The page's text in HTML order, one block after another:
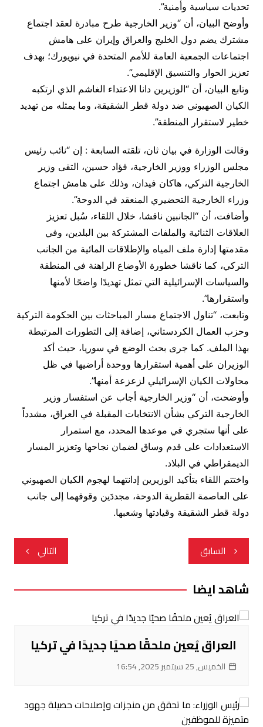
تحديات سياسية وأمنية”.
وأوضح البيان، أن “وزير الخارجية طرح مبادرة لعقد اجتماع
مشترك يضم دول الخليج والعراق وإيران على هامش
اجتماعات الجمعية العامة للأمم المتحدة في نيويورك؛ بهدف
تعزيز الحوار والتنسيق الإقليمي”.
وتابع البيان، أن “الوزيرين دانا الاعتداء الغاشم الذي ارتكبه
الكيان الصهيوني ضد دولة قطر الشقيقة، وما يمثله من تهديد
خطير لاستقرار المنطقة”.
وقالت الوزارة في بيان ثان، تلقته السابعة : إن “نائب رئيس
مجلس الوزراء ووزير الخارجية، فؤاد حسين، التقى وزير
الخارجية التركي، هاكان فيدان، وذلك على هامش اجتماع
وزراء الخارجية التحضيري المنعقد في الدوحة”.
وأضافت، أن “الجانبين ناقشا، خلال اللقاء، سُبل تعزيز
العلاقات الثنائية والملفات المشتركة بين البلدين، وفي
مقدمتها إدارة ملف المياه والإطلاقات المائية من الجانب
التركي، كما ناقشا خطورة الأوضاع الراهنة في المنطقة
والسياسات الإسرائيلية التي تمثل تهديدًا واضحًا لأمنها
واستقرارها”.
وتابعت، “تناول الاجتماع مسار المباحثات بين الحكومة التركية
وحزب العمال الكردستاني، إضافة إلى التطورات المرتبطة
بهذا الملف. كما جرى بحث الوضع في سوريا، حيث أكد
الوزيران على أهمية استقرارها ووحدة أراضيها في ظل
محاولات الكيان الإسرائيلي لزعزعة أمنها”.
وأوضحت، أن “وزير الخارجية أجاب عن استفسار وزير
الخارجية التركي بشأن الانتخابات المقبلة في العراق، مشدداً
على أنها ستجري في موعدها المحدد، مع استمرار
الاستعدادات على قدم وساق لضمان نجاحها وتعزيز المسار
الديمقراطي في البلاد.
واختتم اللقاء بتأكيد الوزيرين إدانتهما لهجوم الكيان الصهيوني
على العاصمة القطرية الدوحة، مجددَين وقوفهما إلى جانب
دولة قطر الشقيقة وقيادتها وشعبها.
تصفّح
المقالات
السابق التالي
شاهد ايضا
العراق يُعين ملحقًا صحيًا جديدًا في تركيا
الخميس, 25 سبتمبر 2025, 16:54